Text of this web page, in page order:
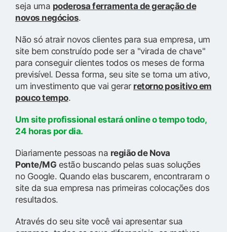
seja uma poderosa ferramenta de geração de
novos negócios.
Não só atrair novos clientes para sua empresa, um
site bem construído pode ser a "virada de chave"
para conseguir clientes todos os meses de forma
previsível. Dessa forma, seu site se torna um ativo,
um investimento que vai gerar retorno positivo em
pouco tempo.
Um site profissional estará online o tempo todo,
24 horas por dia.
Diariamente pessoas na região de Nova
Ponte/MG estão buscando pelas suas soluções
no Google. Quando elas buscarem, encontraram o
site da sua empresa nas primeiras colocações dos
resultados.
Através do seu site você vai apresentar sua